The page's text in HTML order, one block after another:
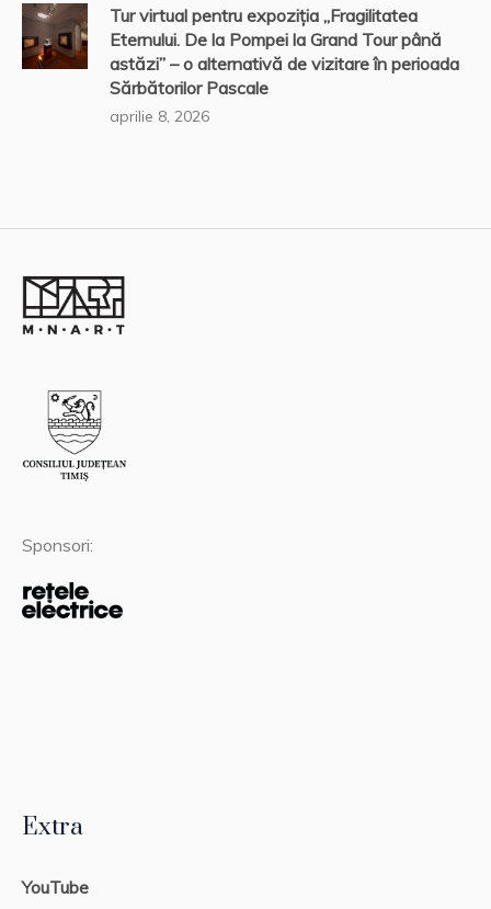
Tur virtual pentru expoziția „Fragilitatea
Eternului. De la Pompei la Grand Tour până
astăzi” – o alternativă de vizitare în perioada
Sărbătorilor Pascale
aprilie 8, 2026
Sponsori:
Extra
YouTube